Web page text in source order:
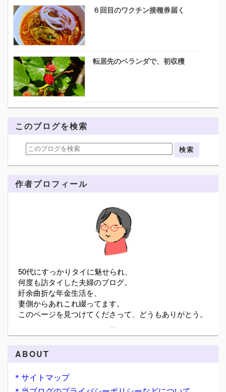
６回目のワクチン接種券届く
転居先のベランダで、初収穫
このブログを検索
作者プロフィール
50代にすっかりタイに魅せられ、
何度も訪タイした夫婦のブログ。
紆余曲折な年金生活を、
妻側からあれこれ綴ってます。
このページを見つけてくださって、どうもありがとう。
ABOUT
＊サイトマップ